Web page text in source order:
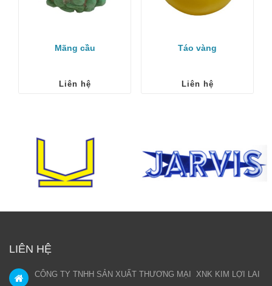
Mãng cầu
Liên hệ
Táo vàng
Liên hệ
LIÊN HỆ
CÔNG TY TNHH SẢN XUẤT THƯƠNG MẠI XNK KIM LỢI LAI